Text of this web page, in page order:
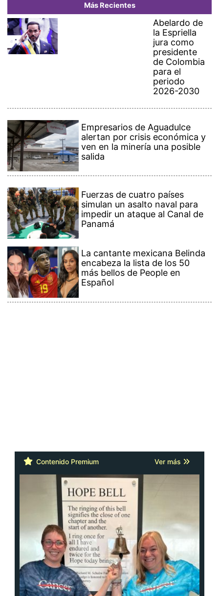
Más Recientes
Abelardo de
la Espriella
jura como
presidente
de Colombia
para el
periodo
2026-2030
Empresarios de Aguadulce
alertan por crisis económica y
ven en la minería una posible
salida
Fuerzas de cuatro países
simulan un asalto naval para
impedir un ataque al Canal de
Panamá
La cantante mexicana Belinda
encabeza la lista de los 50
más bellos de People en
Español
Contenido Premium Ver más